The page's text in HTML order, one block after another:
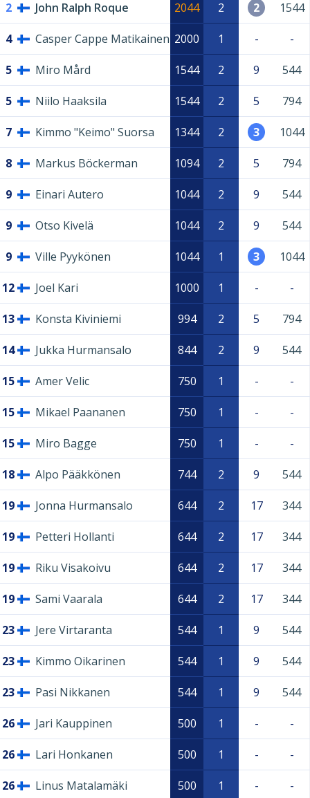
2 John Ralph Roque 2044 2 2 1544
4 Casper Cappe Matikainen 2000 1 - -
5 Miro Mård 1544 2 9 544
5 Niilo Haaksila 1544 2 5 794
7 Kimmo "Keimo" Suorsa 1344 2 3 1044
8 Markus Böckerman 1094 2 5 794
9 Einari Autero 1044 2 9 544
9 Otso Kivelä 1044 2 9 544
9 Ville Pyykönen 1044 1 3 1044
12 Joel Kari 1000 1 - -
13 Konsta Kiviniemi 994 2 5 794
14 Jukka Hurmansalo 844 2 9 544
15 Amer Velic 750 1 - -
15 Mikael Paananen 750 1 - -
15 Miro Bagge 750 1 - -
18 Alpo Pääkkönen 744 2 9 544
19 Jonna Hurmansalo 644 2 17 344
19 Petteri Hollanti 644 2 17 344
19 Riku Visakoivu 644 2 17 344
19 Sami Vaarala 644 2 17 344
23 Jere Virtaranta 544 1 9 544
23 Kimmo Oikarinen 544 1 9 544
23 Pasi Nikkanen 544 1 9 544
26 Jari Kauppinen 500 1 - -
26 Lari Honkanen 500 1 - -
26 Linus Matalamäki 500 1 - -